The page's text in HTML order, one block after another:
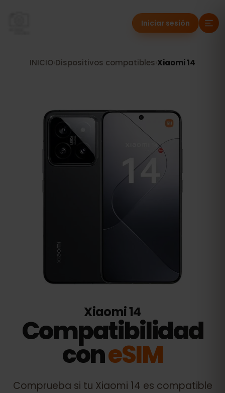
Iniciar sesión
INICIO Dispositivos compatibles Xiaomi 14
Xiaomi 14
Compatibilidad
coneSIM
Comprueba si tu Xiaomi 14 es compatible